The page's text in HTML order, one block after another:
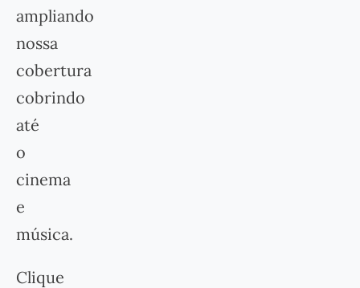
ampliando
nossa
cobertura
cobrindo
até
o
cinema
e
música.
Clique